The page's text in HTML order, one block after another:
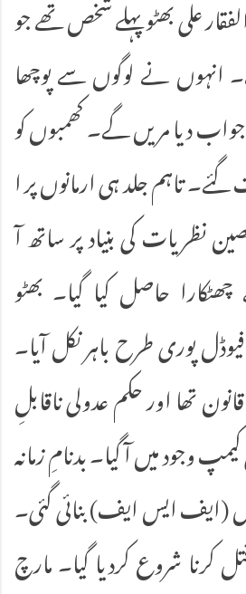
علی بھٹو پہلے شخص تھے جو
انہوں نے لوگوں سے پوچھا
دیا مریں گے۔ کھمبوں کو
گئے۔ تاہم جلد ہی ارمانوں پر ا
نظریات کی بنیاد پر ساتھ آ
حاصل کیا گیا۔ بھٹو
پوری طرح باہر نکل آیا۔
تھا اور حکم عدولی ناقابلِ
وجود میں آ گیا۔ بدنامِ زمانہ
(ایف ایس ایف) بنائی گئی۔
کرنا شروع کردیا گیا۔ مارچ